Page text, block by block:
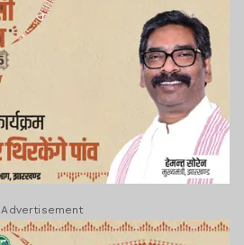
Advertisement